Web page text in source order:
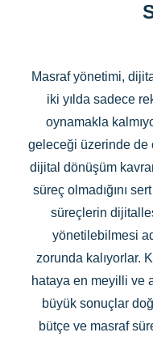
Masraf yönetimi,
iki yılda sadece
oynamakla
geleceği üzerinde de
dijital dönüşüm
süreç olmadığını
süreçlerin
yönetilebilmesi
zorunda kalıyorlar.
hataya en meyilli ve
büyük sonuçlar
bütçe ve masraf